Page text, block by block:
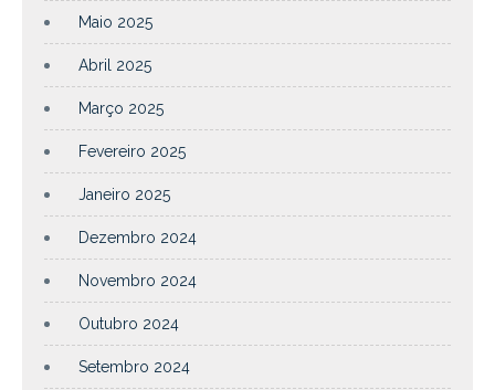
Maio 2025
Abril 2025
Março 2025
Fevereiro 2025
Janeiro 2025
Dezembro 2024
Novembro 2024
Outubro 2024
Setembro 2024